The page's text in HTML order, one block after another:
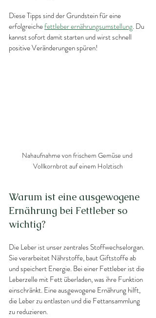
Diese Tipps sind der Grundstein für eine
erfolgreiche fettleber ernährungsumstellung. Du
kannst sofort damit starten und wirst schnell
positive Veränderungen spüren!
Nahaufnahme von frischem Gemüse und
Vollkornbrot auf einem Holztisch
Warum ist eine ausgewogene
Ernährung bei Fettleber so
wichtig?
Die Leber ist unser zentrales Stoffwechselorgan.
Sie verarbeitet Nährstoffe, baut Giftstoffe ab
und speichert Energie. Bei einer Fettleber ist die
Leberzelle mit Fett überladen, was ihre Funktion
einschränkt. Eine ausgewogene Ernährung hilft,
die Leber zu entlasten und die Fettansammlung
zu reduzieren.